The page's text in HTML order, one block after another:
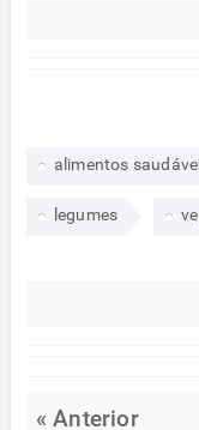
alimentos
legumes
« Anterior